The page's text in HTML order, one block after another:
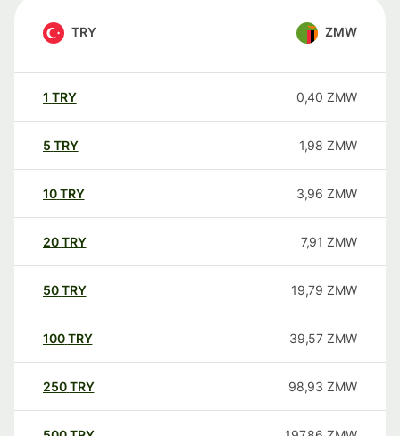
TRY ZMW
1 TRY 0,40 ZMW
5 TRY 1,98 ZMW
10TRY 3,96 ZMW
20TRY 7,91 ZMW
50TRY 19,79 ZMW
100TRY 39,57 ZMW
250TRY 98,93 ZMW